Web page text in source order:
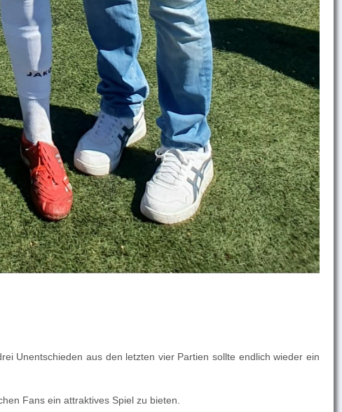
Unentschieden aus den letzten vier Partien sollte endlich wieder ein
Fans ein attraktives Spiel zu bieten.